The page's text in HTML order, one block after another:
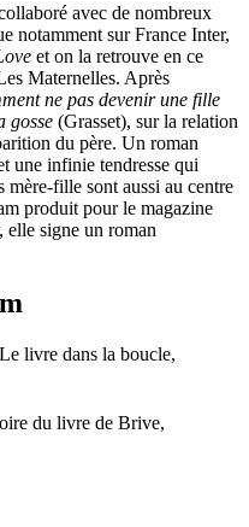
avec de nombreux
notamment sur France Inter,
et on la retrouve en ce
Maternelles. Après
ne pas devenir une fille
gosse (Grasset), sur la relation
du père. Un roman
une infinie tendresse qui
fille sont aussi au centre
produit pour le magazine
, elle signe un roman
Le livre dans la boucle,
du livre de Brive,